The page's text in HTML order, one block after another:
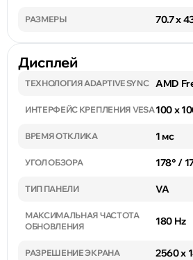
РАЗМЕРЫ 70.7 x
Дисплей
ТЕХНОЛОГИЯ ADAPTIVE SYNC AMD
ИНТЕРФЕЙС КРЕПЛЕНИЯ VESA100 x
ВРЕМЯ ОТКЛИКА 1 мс
УГОЛ ОБЗОРА 178° /
ТИП ПАНЕЛИ VA
МАКСИМАЛЬНАЯ ЧАСТОТА
ОБНОВЛЕНИЯ
180 Hz
РАЗРЕШЕНИЕ ЭКРАНА 2560 x